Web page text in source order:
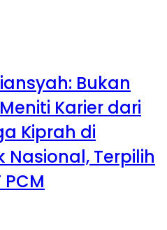
Bukan
Karier dari
Kiprah di
Nasional, Terpilih